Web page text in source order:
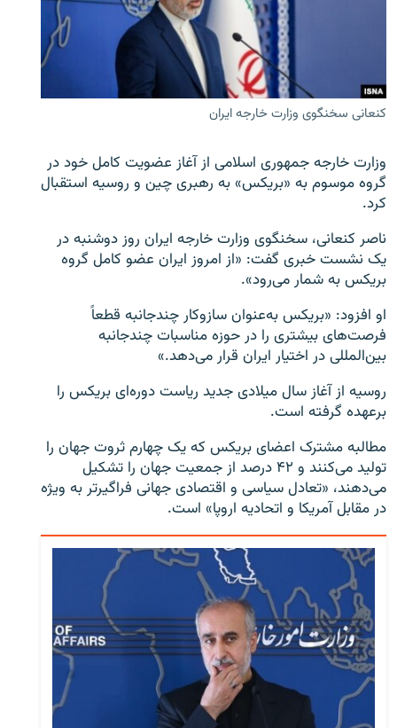
زبان‌های دیگر
کنعانی سخنگوی وزارت خارجه ایران
وزارت خارجه جمهوری اسلامی از آغاز عضویت کامل خود در
گروه موسوم به «بریکس» به رهبری چین و روسیه استقبال
کرد.
ناصر کنعانی، سخنگوی وزارت خارجه ایران روز دوشنبه در
یک نشست خبری گفت: «از امروز ایران عضو کامل گروه
بریکس به شمار می‌رود».
او افزود: «بریکس به‌عنوان سازوکار چندجانبه قطعاً
فرصت‌های بیشتری را در حوزه مناسبات چندجانبه
بین‌المللی در اختیار ایران قرار می‌دهد.»
روسیه از آغاز سال میلادی جدید ریاست دوره‌ای بریکس را
برعهده گرفته است.
مطالبه مشترک اعضای بریکس که یک چهارم ثروت جهان را
تولید می‌کنند و ۴۲ درصد از جمعیت جهان را تشکیل
می‌دهند، «تعادل سیاسی و اقتصادی جهانی فراگیرتر به ویژه
در مقابل آمریکا و اتحادیه اروپا» است.